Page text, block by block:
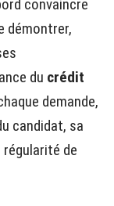
convaincre
démontrer,
du crédit
demande,
candidat, sa
de